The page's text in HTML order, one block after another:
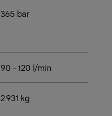
365 bar
90 - 120 l/min
2 931 kg